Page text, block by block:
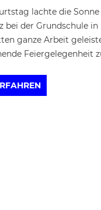
lachte die
bei der Grundschule
ganze Arbeit
Feiergelegenheit